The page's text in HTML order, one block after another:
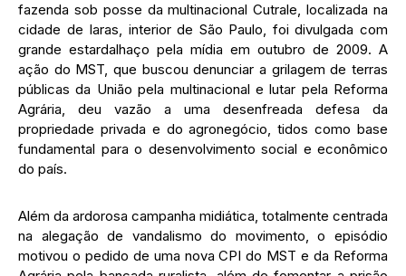
fazenda sob posse da multinacional Cutrale, localizada na
cidade de Iaras, interior de São Paulo, foi divulgada com
grande estardalhaço pela mídia em outubro de 2009. A
ação do MST, que buscou denunciar a grilagem de terras
públicas da União pela multinacional e lutar pela Reforma
Agrária, deu vazão a uma desenfreada defesa da
propriedade privada e do agronegócio, tidos como base
fundamental para o desenvolvimento social e econômico
do país.
Além da ardorosa campanha midiática, totalmente centrada
na alegação de vandalismo do movimento, o episódio
motivou o pedido de uma nova CPI do MST e da Reforma